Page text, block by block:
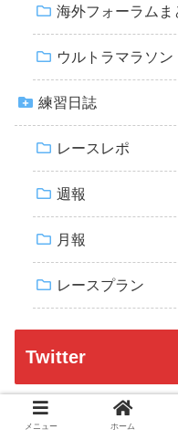
海外フォーラムま
ウルトラマラソン
練習日誌
レースレポ
週報
月報
レースプラン
Twitter
Tweets by
メニュー ホーム